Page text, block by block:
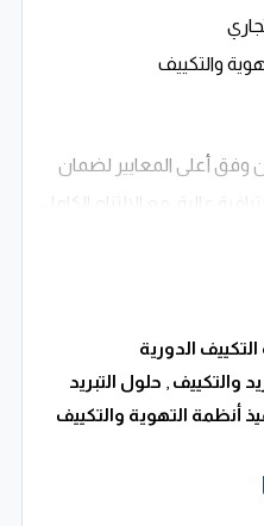
والتكييف
وفق أعلى المعايير لضمان
عالية، مع الالتزام الكامل
الموفرة للطاقة
كفاءة التشغيل
والتبريد
الدورية
والتكييف , حلول التبريد
أنظمة التهوية والتكييف